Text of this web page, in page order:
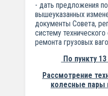
- дать предложения
вышеуказанных
документы Совета,
систему
ремонта грузовых
По пункту
Рассмотрение
колесные пары